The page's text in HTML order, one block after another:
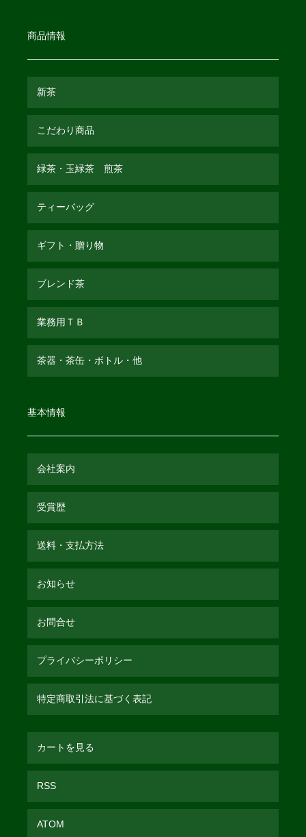
商品情報
新茶
こだわり商品
緑茶・玉緑茶 煎茶
ティーバッグ
ギフト・贈り物
ブレンド茶
業務用ＴＢ
茶器・茶缶・ボトル・他
基本情報
会社案内
受賞歴
送料・支払方法
お知らせ
お問合せ
プライバシーポリシー
特定商取引法に基づく表記
カートを見る
RSS
ATOM